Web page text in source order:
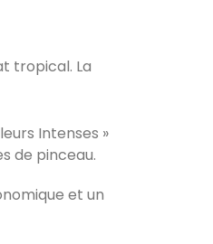
tropical. La
Intenses »
de pinceau.
et un